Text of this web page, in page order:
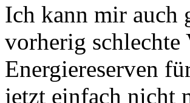
Ich kann mir auch
vorherig
Energiereserven
jetzt einfach nicht